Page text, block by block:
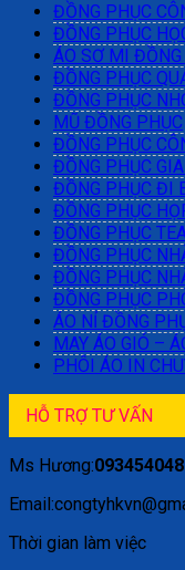
ĐỒNG PHỤC
ĐỒNG PHỤC
ÁO SƠ MI ĐỒNG
ĐỒNG PHỤC
ĐỒNG PHỤC
MŨ ĐỒNG PHỤC
ĐỒNG PHỤC
ĐỒNG PHỤC
ĐỒNG PHỤC ĐI
ĐỒNG PHỤC
ĐỒNG PHỤC
ĐỒNG PHỤC
ĐỒNG PHỤC
ĐỒNG PHỤC
ÁO NỈ ĐỒNG
MAY ÁO GIÓ –
PHÔI ÁO IN
HỖ TRỢ TƯ VẤN
Ms Hương:
Thời gian làm việc